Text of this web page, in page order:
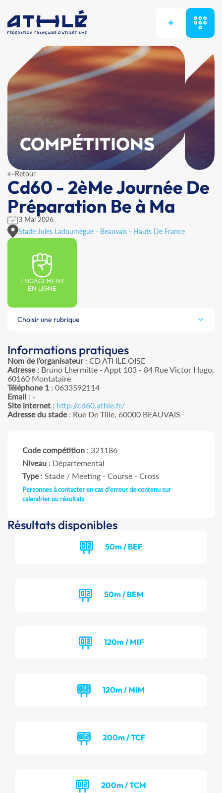
+
COMPÉTITIONS
Retour
Cd60 - 2èMe Journée De
Préparation Be à Ma
3 Mai 2026
Stade Jules Ladoumègue - Beauvais - Hauts De France
ENGAGEMENT
EN LIGNE
Choisir une rubrique
Informations pratiques
Nom de l’organisateur: CD ATHLE OISE
Adresse: Bruno Lhermitte - Appt 103 - 84 Rue Victor Hugo,
60160 Montataire
Téléphone 1 : 0633592114
Email : -
Site internet : http://cd60.athle.fr/
Adresse du stade: Rue De Tille, 60000 BEAUVAIS
Code compétition : 321186
Niveau : Départemental
Type: Stade / Meeting - Course - Cross
Personnes à contacter en cas d'erreur de contenu sur
calendrier ou résultats
Résultats disponibles
50m / BEF
50m / BEM
120m / MIF
120m / MIM
200m / TCF
200m / TCM